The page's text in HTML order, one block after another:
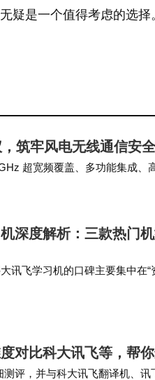
疑是一个值得考虑的选择
筑牢风电无线通信安
超宽频覆盖、多功能集成、
高清大屏便携设计，适合野外
深度解析：三款热门
讯飞学习机的口碑主要集中在“
合，吸引孩子…
对比科大讯飞等，帮
评，并与科大讯飞翻译机、